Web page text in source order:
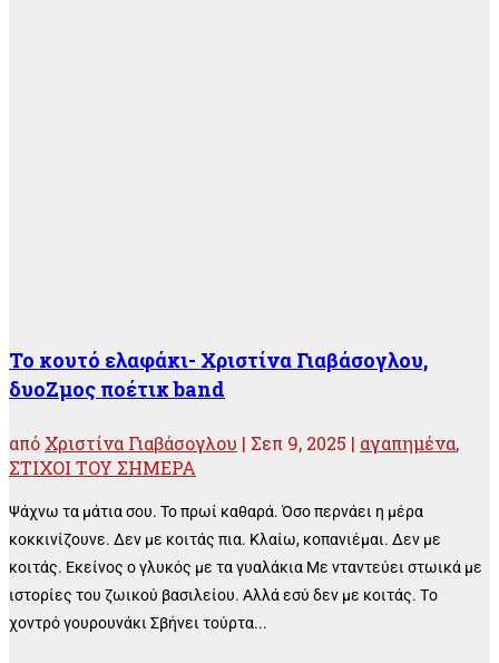
Το κουτό ελαφάκι- Χριστίνα Γιαβάσογλου,
δυοΖμος ποέτικ band
από Χριστίνα Γιαβάσογλου | Σεπ 9, 2025 | αγαπημένα,
ΣΤΙΧΟΙ ΤΟΥ ΣΗΜΕΡΑ
Ψάχνω τα μάτια σου. Το πρωί καθαρά. Όσο περνάει η μέρα
κοκκινίζουνε. Δεν με κοιτάς πια. Κλαίω, κοπανιέμαι. Δεν με
κοιτάς. Εκείνος ο γλυκός με τα γυαλάκια Με νταντεύει στωικά με
ιστορίες του ζωικού βασιλείου. Αλλά εσύ δεν με κοιτάς. Tο
χοντρό γουρουνάκι Σβήνει τούρτα...